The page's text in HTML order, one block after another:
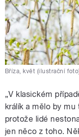
Bříza, květ (ilustrační
„V klasickém
králík a mělo by
protože lidé
jen něco z toho.